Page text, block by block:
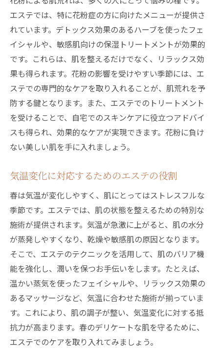
エステでは、特に花粉症の方に向けたメニューが提供さ
れています。デトックス効果のあるハーブを使ったフェ
イシャルや、敏感肌向けの保湿トリートメントが効果的
です。これらは、肌を整えるだけでなく、リラックス効
果も得られます。花粉の影響を受けやすい季節には、エ
ステでの専門的なケアを取り入れることが、肌荒れを予
防する鍵となります。また、エステでのトリートメント
を受けることで、自宅でのスキンケアに役立つアドバイ
スも得られ、効果的なケアが実現できます。花粉に負け
ない美しい肌を手に入れましょう。
気温変化に対応するためのエステの役割
春は気温が変化しやすく、肌にとってはストレスフルな
季節です。エステでは、肌の状態を整えるための特別な
施術が提供されます。気温が急激に上がると、肌の水分
が蒸発しやすくなり、乾燥や敏感肌の原因となります。
そこで、エステのテクニックを活用して、肌のバリア機
能を強化し、潤いを保つお手伝いをします。たとえば、
温かい蒸気を使ったフェイシャルや、リラックス効果の
あるマッサージなど、気温に合わせた施術が揃っていま
す。これにより、肌の調子が整い、気温変化に対する抵
抗力が高まります。春のデリケートな肌を守るために、
エステでのケアを取り入れてみましょう。